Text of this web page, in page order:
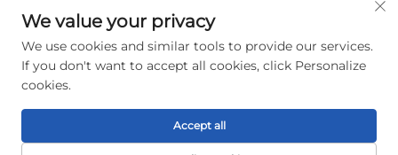
+86-13192436782
[email protected]
Δικαιώματα πνευματικής ιδιοκτησίας © 2025 cnus tech (guangdong)
co.,ltd. Πάντα διατηρούνται. Πολιτική απορρήτου
We value your privacy
We use cookies and similar tools to provide our services.
If you don't want to accept all cookies, click Personalize
cookies.
Accept all